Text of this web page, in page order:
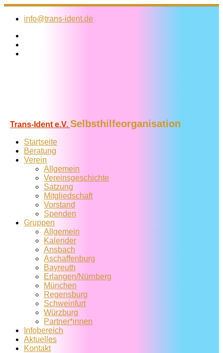
Zum
Inhalt
info@trans-ident.de
Trans-Ident e.V. Selbsthilfeorganisation
Startseite
Beratung
Verein
Allgemein
Vereins­geschichte
Satzung
Mitglied­schaft
Vorstand
Spenden
Gruppen
Allgemein
Kalender
Ansbach
Aschaffenburg
Bayreuth
Erlangen/Nürnberg
München
Regensburg
Schweinfurt
Würzburg
Partner*innen
Infobereich
Aktuelles
Kontakt